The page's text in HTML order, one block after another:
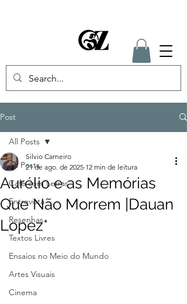
Post
All Posts
Café com Letras
Entrevista
Resenhas
Textos Livres
Ensaios no Meio do Mundo
Artes Visuais
Cinema
All Posts
Aurélio e as Memórias
Que Não Morrem |Dauan
Lopez*
Silvio Carneiro
21 de ago. de 2025 12 min de leitura